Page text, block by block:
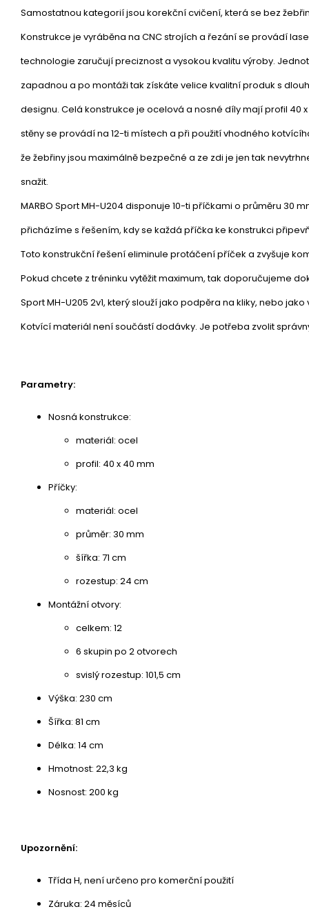
Samostatnou kategorií jsou korekční cvičení, která se bez
Konstrukce je vyráběna na CNC strojích a řezání se provádí
technologie zaručují preciznost a vysokou kvalitu výroby.
zapadnou a po montáži tak získáte velice kvalitní produk s
designu. Celá konstrukce je ocelová a nosné díly mají profil 40
stěny se provádí na 12-ti místech a při použití vhodného
že žebřiny jsou maximálně bezpečné a ze zdi je jen tak
snažit.
MARBO Sport MH-U204 disponuje 10-ti příčkami o průměru 30
přicházíme s řešením, kdy se každá příčka ke konstrukci
Toto konstrukční řešení eliminule protáčení příček a zvyšuje
Pokud chcete z tréninku vytěžit maximum, tak doporučujeme
Sport MH-U205 2v1, který slouží jako podpěra na kliky, nebo
Kotvící materiál není součástí dodávky. Je potřeba zvolit
Parametry:
Nosná konstrukce:
materiál: ocel
profil: 40 x 40 mm
Příčky:
materiál: ocel
průměr: 30 mm
šířka: 71 cm
rozestup: 24 cm
Montážní otvory:
celkem: 12
6 skupin po 2 otvorech
svislý rozestup: 101,5 cm
Výška: 230 cm
Šířka: 81 cm
Délka: 14 cm
Hmotnost: 22,3 kg
Nosnost: 200 kg
Upozornění:
Třída H, není určeno pro komerční použití
Záruka: 24 měsíců